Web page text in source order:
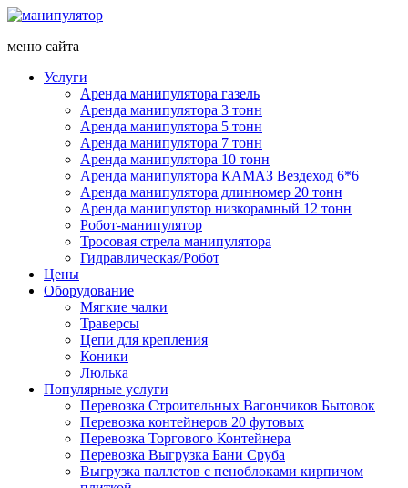
меню сайта
Услуги
Аренда манипулятора газель
Аренда манипулятора 3 тонн
Аренда манипулятора 5 тонн
Аренда манипулятора 7 тонн
Аренда манипулятора 10 тонн
Аренда манипулятора КАМАЗ Вездеход 6*6
Аренда манипулятора длинномер 20 тонн
Аренда манипулятор низкорамный 12 тонн
Робот-манипулятор
Тросовая стрела манипулятора
Гидравлическая/Робот
Цены
Оборудование
Мягкие чалки
Траверсы
Цепи для крепления
Коники
Люлька
Популярные услуги
Перевозка Строительных Вагончиков Бытовок
Перевозка контейнеров 20 футовых
Перевозка Торгового Контейнера
Перевозка Выгрузка Бани Сруба
Выгрузка паллетов с пеноблоками кирпичом